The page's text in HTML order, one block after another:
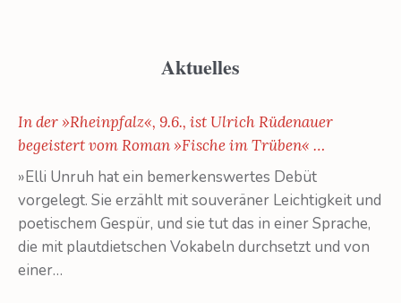
Aktuelles
In der »Rheinpfalz«, 9.6., ist Ulrich Rüdenauer
begeistert vom Roman »Fische im Trüben« …
»Elli Unruh hat ein bemerkenswertes Debüt
vorgelegt. Sie erzählt mit souveräner Leichtigkeit und
poetischem Gespür, und sie tut das in einer Sprache,
die mit plautdietschen Vokabeln durchsetzt und von
einer…